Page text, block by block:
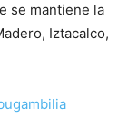
se mantiene la
Iztacalco,